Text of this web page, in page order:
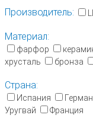
Производитель:
Материал:
фарфор
хрусталь
бронза
Страна:
Испания
Уругвай
Франция